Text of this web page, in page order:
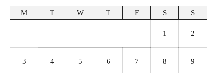
M T W T F S S
1 2
3 4 5 6 7 8 9